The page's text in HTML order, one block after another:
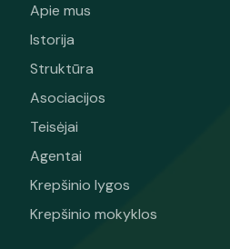
Apie mus
Istorija
Struktūra
Asociacijos
Teisėjai
Agentai
Krepšinio lygos
Krepšinio mokyklos